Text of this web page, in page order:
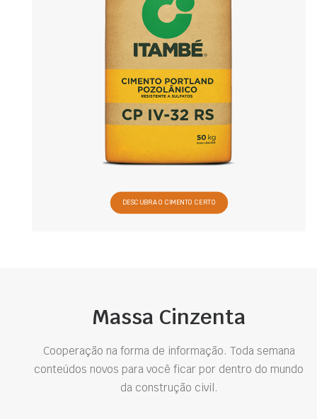
DESCUBRA O CIMENTO CERTO
Massa Cinzenta
Cooperação na forma de informação. Toda semana
conteúdos novos para você ficar por dentro do mundo
da construção civil.